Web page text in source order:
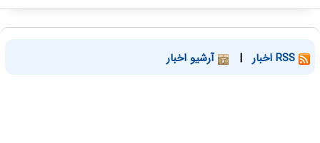
| آرشیو اخبار